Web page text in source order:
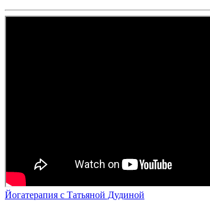
Йогатерапия с Татьяной Дудиной